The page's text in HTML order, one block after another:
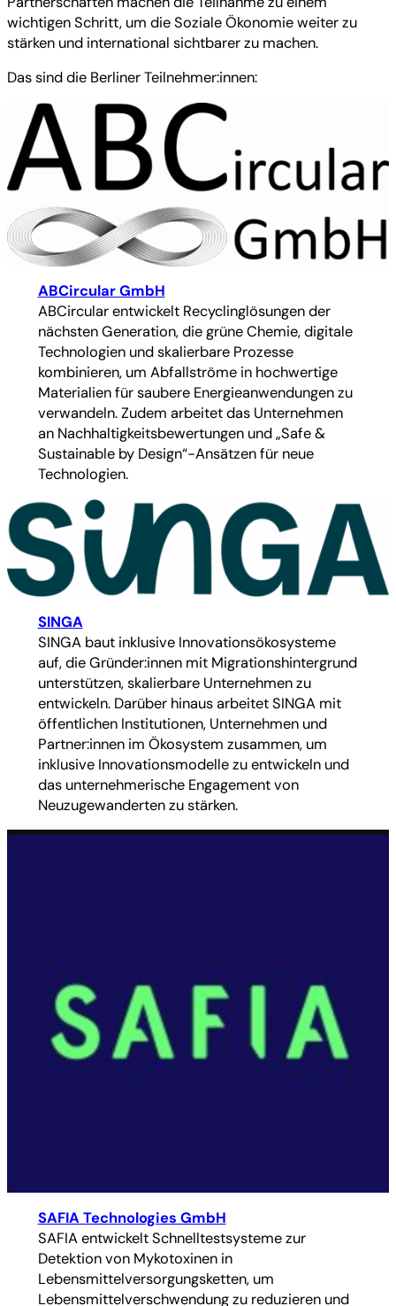
wichtigen Schritt, um die Soziale Ökonomie weiter zu
stärken und international sichtbarer zu machen.
Das sind die Berliner Teilnehmer:innen:
ABCircular GmbH
ABCircular entwickelt Recyclinglösungen der
nächsten Generation, die grüne Chemie, digitale
Technologien und skalierbare Prozesse
kombinieren, um Abfallströme in hochwertige
Materialien für saubere Energieanwendungen zu
verwandeln. Zudem arbeitet das Unternehmen
an Nachhaltigkeitsbewertungen und „Safe &
Sustainable by Design“-Ansätzen für neue
Technologien.
SINGA
SINGA baut inklusive Innovationsökosysteme
auf, die Gründer:innen mit Migrationshintergrund
unterstützen, skalierbare Unternehmen zu
entwickeln. Darüber hinaus arbeitet SINGA mit
öffentlichen Institutionen, Unternehmen und
Partner:innen im Ökosystem zusammen, um
inklusive Innovationsmodelle zu entwickeln und
das unternehmerische Engagement von
Neuzugewanderten zu stärken.
SAFIA Technologies GmbH
SAFIA entwickelt Schnelltestsysteme zur
Detektion von Mykotoxinen in
Lebensmittelversorgungsketten, um
Lebensmittelverschwendung zu reduzieren und